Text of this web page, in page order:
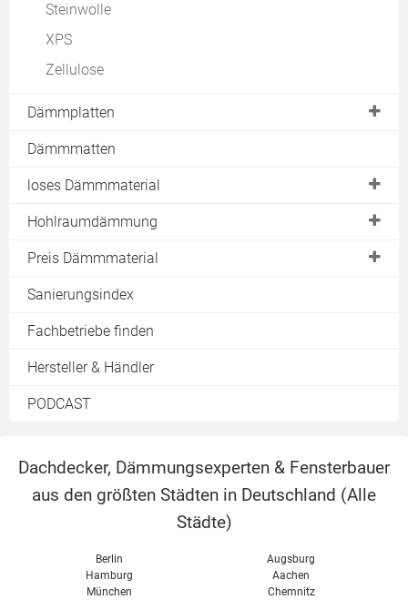
Steinwolle
XPS
Zellulose
Dämmplatten
Hartschaumplatten
Styroporplatten
Polyurethanplatten
Phenolharzplatten
Mineraldämmplatten
Kalziumsilikatplatten
Vergleich
Dämmmatten
loses Dämmmaterial
Einblasdämmung
Schüttdämmung
Hohlraumdämmung
Nutzen
Förderung
Kosten
Firmen finden
Preis Dämmmaterial
Dämmplatten
Dämmmatten
Sanierungsindex
Fachbetriebe finden
Hersteller & Händler
PODCAST
Dachdecker, Dämmungsexperten & Fensterbauer
aus den größten Städten in Deutschland (Alle
Städte)
Berlin
Hamburg
München
Augsburg
Aachen
Chemnitz